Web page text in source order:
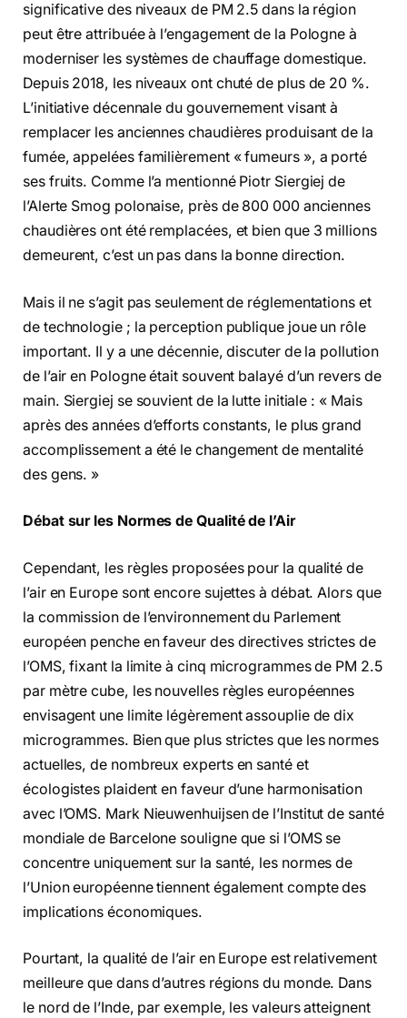
significative des niveaux de PM 2.5 dans la région
peut être attribuée à l’engagement de la Pologne à
moderniser les systèmes de chauffage domestique.
Depuis 2018, les niveaux ont chuté de plus de 20 %.
L’initiative décennale du gouvernement visant à
remplacer les anciennes chaudières produisant de la
fumée, appelées familièrement « fumeurs », a porté
ses fruits. Comme l’a mentionné Piotr Siergiej de
l’Alerte Smog polonaise, près de 800 000 anciennes
chaudières ont été remplacées, et bien que 3 millions
demeurent, c’est un pas dans la bonne direction.
Mais il ne s’agit pas seulement de réglementations et
de technologie ; la perception publique joue un rôle
important. Il y a une décennie, discuter de la pollution
de l’air en Pologne était souvent balayé d’un revers de
main. Siergiej se souvient de la lutte initiale : « Mais
après des années d’efforts constants, le plus grand
accomplissement a été le changement de mentalité
des gens. »
Débat sur les Normes de Qualité de l’Air
Cependant, les règles proposées pour la qualité de
l’air en Europe sont encore sujettes à débat. Alors que
la commission de l’environnement du Parlement
européen penche en faveur des directives strictes de
l’OMS, fixant la limite à cinq microgrammes de PM 2.5
par mètre cube, les nouvelles règles européennes
envisagent une limite légèrement assouplie de dix
microgrammes. Bien que plus strictes que les normes
actuelles, de nombreux experts en santé et
écologistes plaident en faveur d’une harmonisation
avec l’OMS. Mark Nieuwenhuijsen de l’Institut de santé
mondiale de Barcelone souligne que si l’OMS se
concentre uniquement sur la santé, les normes de
l’Union européenne tiennent également compte des
implications économiques.
Pourtant, la qualité de l’air en Europe est relativement
meilleure que dans d’autres régions du monde. Dans
le nord de l’Inde, par exemple, les valeurs atteignent